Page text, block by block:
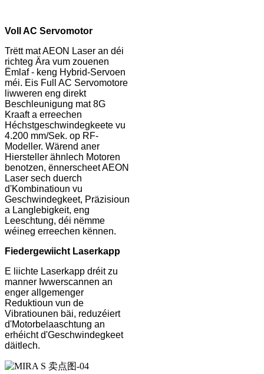
Voll AC Servomotor
Trëtt mat AEON Laser an déi
richteg Ära vum zouenen
Ëmlaf - keng Hybrid-Servoen
méi. Eis Full AC Servomotore
liwweren eng direkt
Beschleunigung mat 8G
Kraaft a erreechen
Héchstgeschwindegkeete vu
4.200 mm/Sek. op RF-
Modeller. Wärend aner
Hiersteller ähnlech Motoren
benotzen, ënnerscheet AEON
Laser sech duerch
d'Kombinatioun vu
Geschwindegkeet, Präzisioun
a Langlebigkeit, eng
Leeschtung, déi nëmme
wéineg erreechen kënnen.
Fiedergewiicht Laserkapp
E liichte Laserkapp dréit zu
manner Iwwerscannen an
enger allgemenger
Reduktioun vun de
Vibratiounen bäi, reduzéiert
d'Motorbelaaschtung an
erhéicht d'Geschwindegkeet
däitlech.